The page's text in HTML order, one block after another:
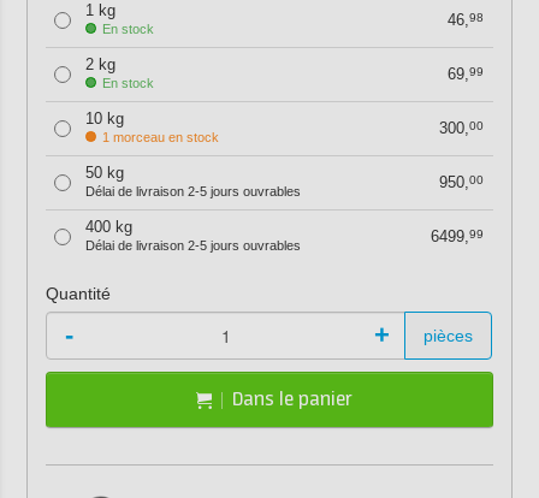
1 kg
En stock 46,98
2 kg
En stock 69,99
10 kg
1 morceau en stock 300,00
50 kg
Délai de livraison 2-5 jours ouvrables 950,00
400 kg
Délai de livraison 2-5 jours ouvrables 6499,99
Quantité
- + pièces
Dans le panier